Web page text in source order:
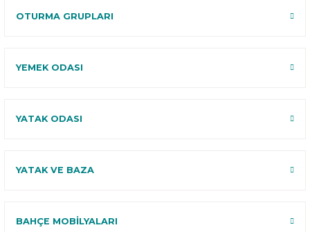
OTURMA GRUPLARI
YEMEK ODASI
YATAK ODASI
YATAK VE BAZA
BAHÇE MOBİLYALARI